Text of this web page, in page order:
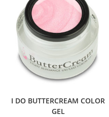
I DO BUTTERCREAM COLOR
GEL